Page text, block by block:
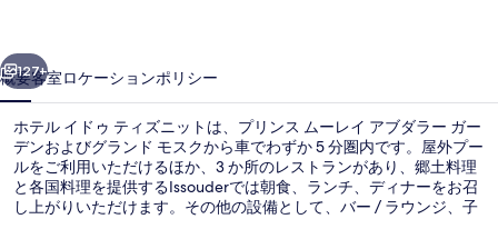
ィ
ズ
ニ
ッ
ト
次へ
127+
概要客室ロケーションポリシー
ホテル イドゥ ティズニットは、プリンス ムーレイ アブダラー ガー
デンおよびグランド モスクから車でわずか 5 分圏内です。屋外プー
ルをご利用いただけるほか、3 か所のレストランがあり、郷土料理
と各国料理を提供するIssouderでは朝食、ランチ、ディナーをお召
し上がりいただけます。その他の設備として、バー / ラウンジ、子